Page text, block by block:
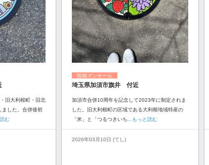
旧大利根町・旧北
ました。合併後初
む
投稿マンホール
埼玉県加須市旗井 付近
加須市合併10周年を記念して2023年に制定されま
した。旧大利根町の区域である大利根地域特産の
「米」と「つるつきいち ...もっと読む
2026年03月10日 (てし)